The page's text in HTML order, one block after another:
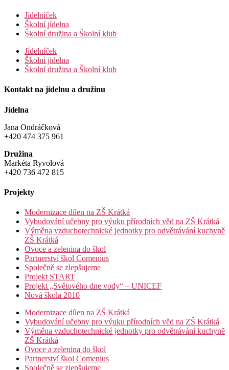
Jídelníček
Školní jídelna
Školní družina a Školní klub
Jídelníček
Školní jídelna
Školní družina a Školní klub
Kontakt na jídelnu a družinu
Jídelna
Jana Ondráčková
+420 474 375 961
Družina
Markéta Ryvolová
+420 736 472 815
Projekty
Modernizace dílen na ZŠ Krátká
Vybudování učebny pro výuku přírodních věd na ZŠ Krátká
Výměna vzduchotechnické jednotky pro odvětrávání kuchyně
ZŠ Krátká
Ovoce a zelenina do škol
Partnerství škol Comenius
Společně se zlepšujeme
Projekt START
Projekt „Světového dne vody“ – UNICEF
Nová škola 2010
Modernizace dílen na ZŠ Krátká
Vybudování učebny pro výuku přírodních věd na ZŠ Krátká
Výměna vzduchotechnické jednotky pro odvětrávání kuchyně
ZŠ Krátká
Ovoce a zelenina do škol
Partnerství škol Comenius
Společně se zlepšujeme